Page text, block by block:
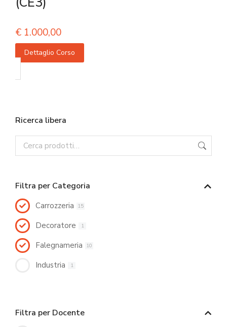
€ 1.000,00
Dettaglio Corso
Ricerca libera
Filtra per Categoria
Carrozzeria 15
Decoratore 1
Falegnameria 10
Industria 1
Filtra per Docente